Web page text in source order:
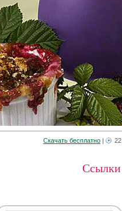
Скачать бесплатно|
Ссылки